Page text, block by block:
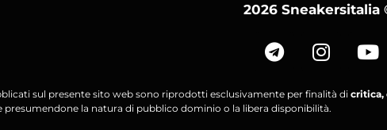
2026 Sneakersitalia
sul presente sito web sono riprodotti esclusivamente per finalità di critica,
presumendone la natura di pubblico dominio o la libera disponibilità.